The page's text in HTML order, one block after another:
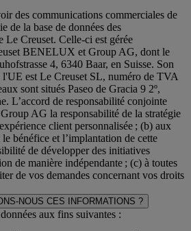
des communications commerciales de
de la base de données des
Le Creuset. Celle-ci est gérée
BENELUX et Group AG, dont le
4, 6340 Baar, en Suisse. Son
l'UE est Le Creuset SL, numéro de TVA
sont situés Paseo de Gracia 9 2º,
L’accord de responsabilité conjointe
AG la responsabilité de la stratégie
client personnalisée ; (b) aux
bénéfice et l’implantation de cette
de développer des initiatives
de manière indépendante ; (c) à toutes
de vos demandes concernant vos droits
NOUS CES INFORMATIONS ?
aux fins suivantes :